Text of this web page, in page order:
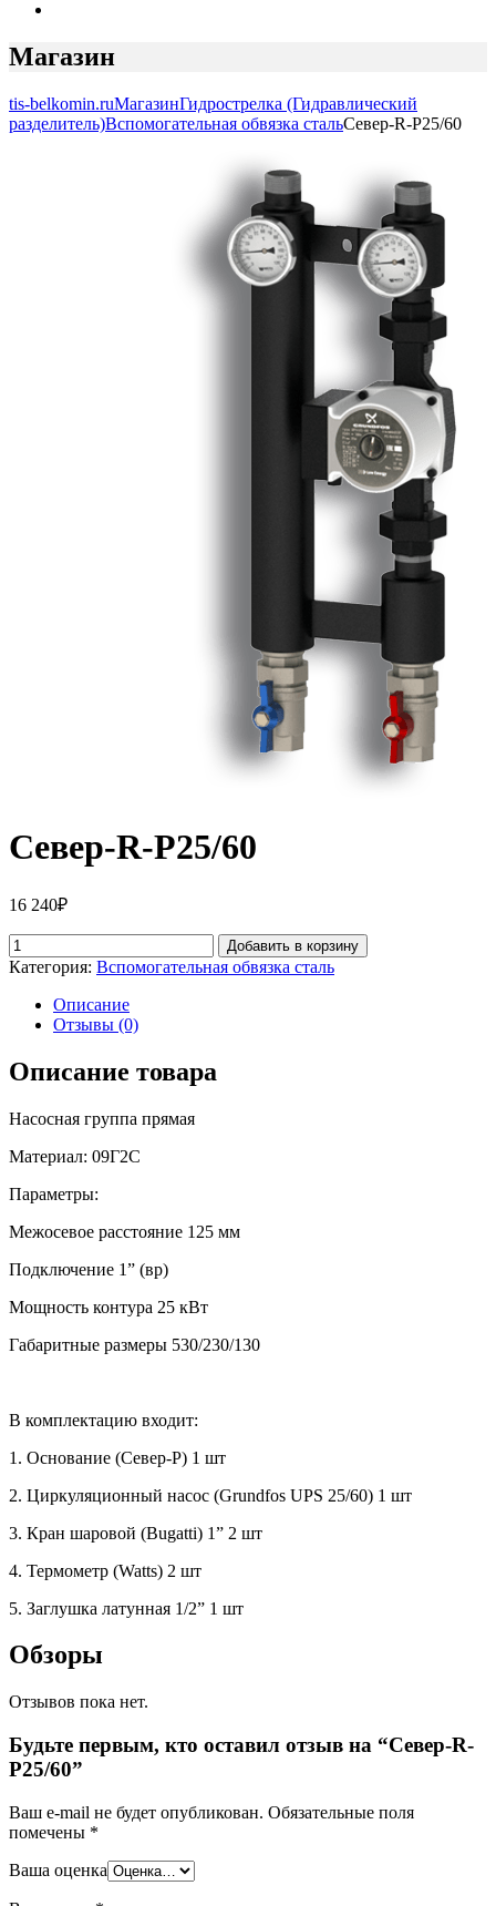
Магазин
tis-belkomin.ruМагазинГидрострелка (Гидравлический
разделитель)Вспомогательная обвязка стальСевер-R-Р25/60
Север-R-Р25/60
16 240₽
Добавить в корзину
Категория: Вспомогательная обвязка сталь
Описание
Отзывы (0)
Описание товара
Насосная группа прямая
Материал: 09Г2С
Параметры:
Межосевое расстояние 125 мм
Подключение 1” (вр)
Мощность контура 25 кВт
Габаритные размеры 530/230/130
В комплектацию входит:
1. Основание (Север-P) 1 шт
2. Циркуляционный насос (Grundfos UPS 25/60) 1 шт
3. Кран шаровой (Bugatti) 1” 2 шт
4. Термометр (Watts) 2 шт
5. Заглушка латунная 1/2” 1 шт
Обзоры
Отзывов пока нет.
Будьте первым, кто оставил отзыв на “Север-R-
Р25/60”
Ваш e-mail не будет опубликован. Обязательные поля
помечены *
Ваша оценка